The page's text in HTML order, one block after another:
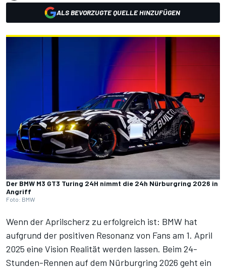
ALS BEVORZUGTE QUELLE HINZUFÜGEN
Der BMW M3 GT3 Turing 24H nimmt die 24h Nürburgring 2026 in
Angriff
Foto: BMW
Wenn der Aprilscherz zu erfolgreich ist: BMW hat
aufgrund der positiven Resonanz von Fans am 1. April
2025 eine Vision Realität werden lassen. Beim 24-
Stunden-Rennen auf dem Nürburgring 2026 geht ein